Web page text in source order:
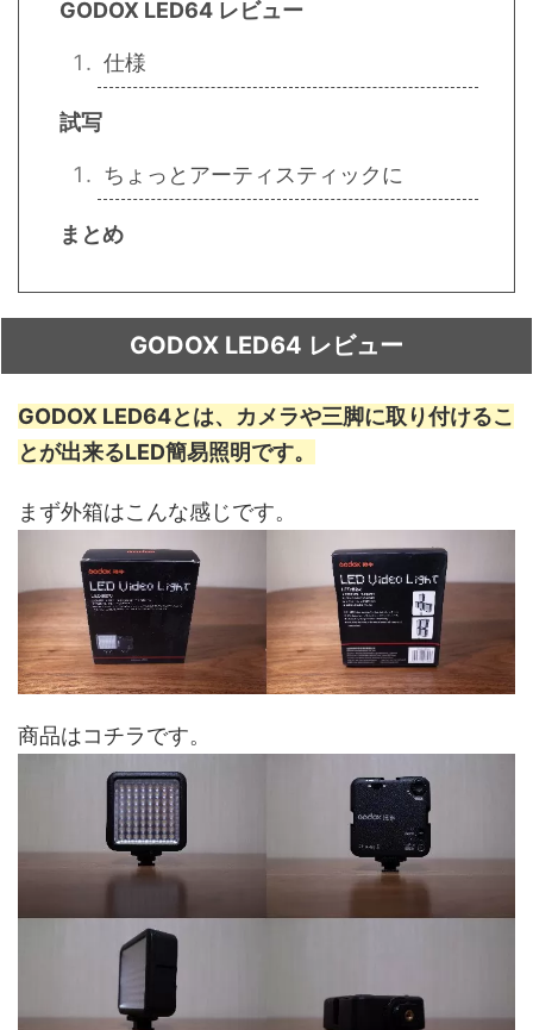
GODOX LED64 レビュー
仕様
試写
ちょっとアーティスティックに
まとめ
GODOX LED64 レビュー
GODOX LED64とは、カメラや三脚に取り付けるこ
とが出来るLED簡易照明です。
まず外箱はこんな感じです。
商品はコチラです。